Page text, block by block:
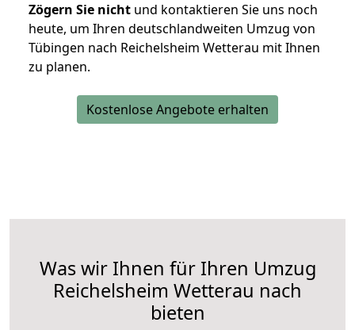
Zögern Sie nicht und kontaktieren Sie uns noch
heute, um Ihren deutschlandweiten Umzug von
Tübingen nach Reichelsheim Wetterau mit Ihnen
zu planen.
Kostenlose Angebote erhalten
Was wir Ihnen für Ihren Umzug
Reichelsheim Wetterau nach
bieten